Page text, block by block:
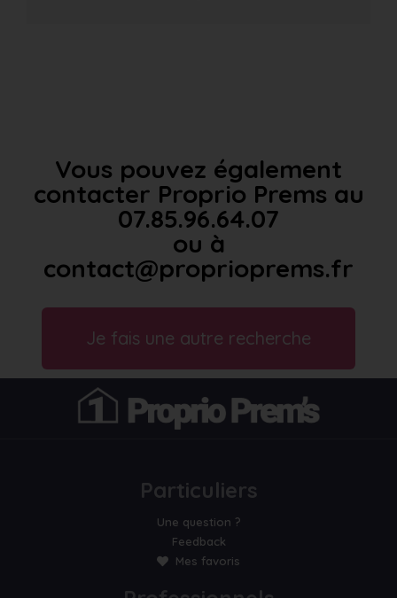
Vous pouvez également
contacter Proprio Prems au
07.85.96.64.07
ou à
contact@proprioprems.fr
Je fais une autre recherche
Particuliers
Une question ?
Feedback
Mes favoris